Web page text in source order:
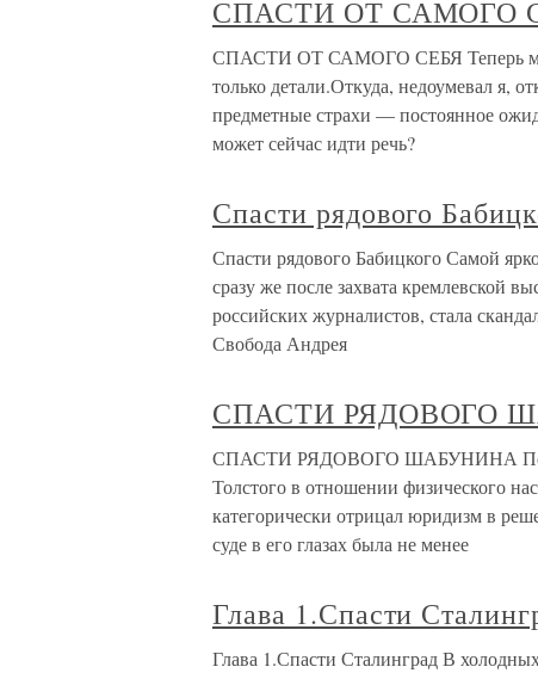
СПАСТИ ОТ САМОГО
СПАСТИ ОТ САМОГО СЕБЯ Теперь мне
только детали.Откуда, недоумевал я,
предметные страхи — постоянное
может сейчас идти речь?
Спасти рядового
Спасти рядового Бабицкого Самой
сразу же после захвата кремлевской
российских журналистов, стала
Свобода Андрея
СПАСТИ РЯДОВОГО
СПАСТИ РЯДОВОГО ШАБУНИНА
Толстого в отношении физического
категорически отрицал юридизм в
суде в его глазах была не менее
Глава 1.Спасти
Глава 1.Спасти Сталинград В